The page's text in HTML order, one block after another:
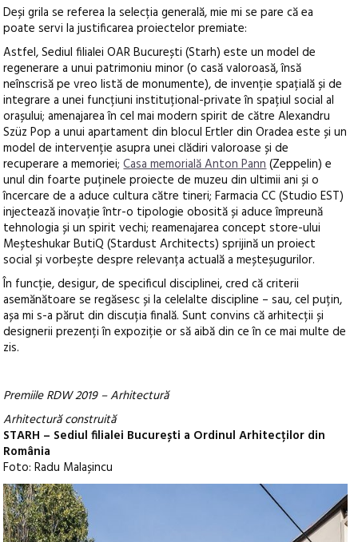
Deși grila se referea la selecția generală, mie mi se pare că ea
poate servi la justificarea proiectelor premiate:
Astfel, Sediul filialei OAR București (Starh) este un model de
regenerare a unui patrimoniu minor (o casă valoroasă, însă
neînscrisă pe vreo listă de monumente), de invenție spațială și de
integrare a unei funcțiuni instituțional-private în spațiul social al
orașului; amenajarea în cel mai modern spirit de către Alexandru
Szüz Pop a unui apartament din blocul Ertler din Oradea este și un
model de intervenție asupra unei clădiri valoroase și de
recuperare a memoriei;Casa memorială Anton Pann(Zeppelin) e
unul din foarte puținele proiecte de muzeu din ultimii ani și o
încercare de a aduce cultura către tineri; Farmacia CC (Studio EST)
injectează inovație într-o tipologie obosită și aduce împreună
tehnologia și un spirit vechi; reamenajarea concept store-ului
Meșteshukar ButiQ (Stardust Architects) sprijină un proiect
social și vorbește despre relevanța actuală a meșteșugurilor.
În funcție, desigur, de specificul disciplinei, cred că criterii
asemănătoare se regăsesc și la celelalte discipline – sau, cel puțin,
așa mi s-a părut din discuția finală. Sunt convins că arhitecții și
designerii prezenți în expoziție or să aibă din ce în ce mai multe de
zis.
Premiile RDW 2019 – Arhitectură
Arhitectură construită
STARH – Sediul filialei București a Ordinul Arhitecților din
România
Foto: Radu Malașincu